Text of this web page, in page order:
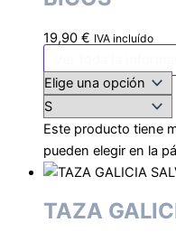
19,90 € IVA incluído
Este producto tiene
pueden elegir en la
TAZA